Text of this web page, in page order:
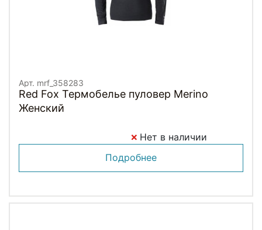
Арт. mrf_358283
Red Fox Термобелье пуловер Merino
Женский
Нет в наличии
Подробнее